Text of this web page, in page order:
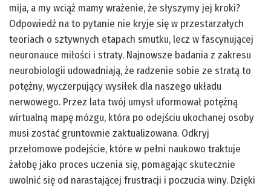
mija, a my wciąż mamy wrażenie, że słyszymy jej kroki?
Odpowiedź na to pytanie nie kryje się w przestarzałych
teoriach o sztywnych etapach smutku, lecz w fascynującej
neuronauce miłości i straty. Najnowsze badania z zakresu
neurobiologii udowadniają, że radzenie sobie ze stratą to
potężny, wyczerpujący wysiłek dla naszego układu
nerwowego. Przez lata twój umysł uformował potężną
wirtualną mapę mózgu, która po odejściu ukochanej osoby
musi zostać gruntownie zaktualizowana. Odkryj
przełomowe podejście, które w pełni naukowo traktuje
żałobę jako proces uczenia się, pomagając skutecznie
uwolnić się od narastającej frustracji i poczucia winy. Dzięki